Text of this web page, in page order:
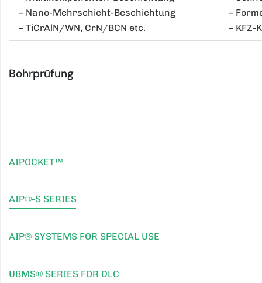
– Nano-Mehrschicht-Beschichtung
– TiCrAlN/WN, CrN/BCN etc.
–
– KFZ-
Bohrprüfung
AIPOCKET™
AIP®-S SERIES
AIP® SYSTEMS FOR SPECIAL USE
UBMS® SERIES FOR DLC